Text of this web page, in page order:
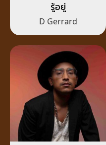
รู้อยู่
D Gerrard